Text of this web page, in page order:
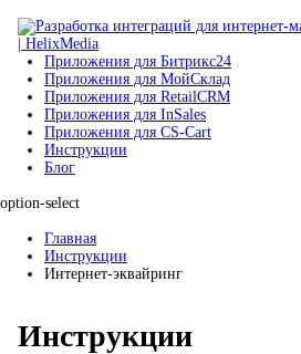
Приложения для Битрикс24
Приложения для МойСклад
Приложения для RetailCRM
Приложения для InSales
Приложения для CS-Cart
Инструкции
Блог
option-select
Главная
Инструкции
Интернет-эквайринг
Инструкции